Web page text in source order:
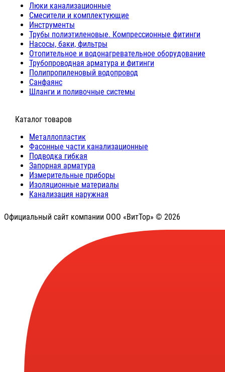
Люки канализационные
Cмесители и комплектующие
Инструменты
Трубы полиэтиленовые. Компрессионные фитинги
Насосы, баки, фильтры
Отопительное и водонагревательное оборудование
Трубопроводная арматура и фитинги
Полипропиленовый водопровод
Санфаянс
Шланги и поливочные системы
⠀Каталог товаров
Металлопластик
Фасонные части канализационные
Подводка гибкая
Запорная арматура
Измерительные приборы
Изоляционные материалы
Канализация наружная
Официальный сайт компании ООО «ВитТор» © 2026